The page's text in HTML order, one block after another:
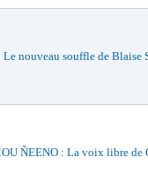
nouveau souffle de Blaise
ÑEENO : La voix libre de